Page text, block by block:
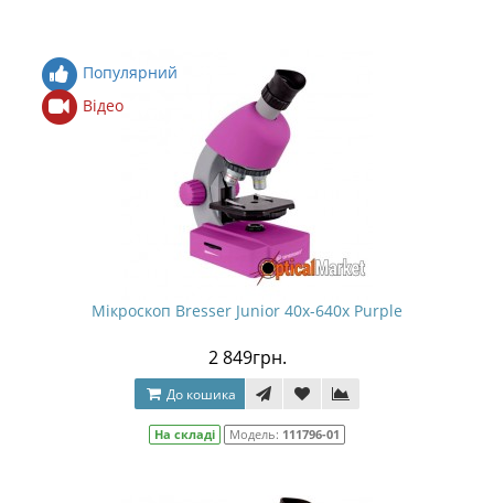
Популярний
Відео
Мікроскоп Bresser Junior 40x-640x Purple
2 849грн.
До кошика
На складі Модель: 111796-01